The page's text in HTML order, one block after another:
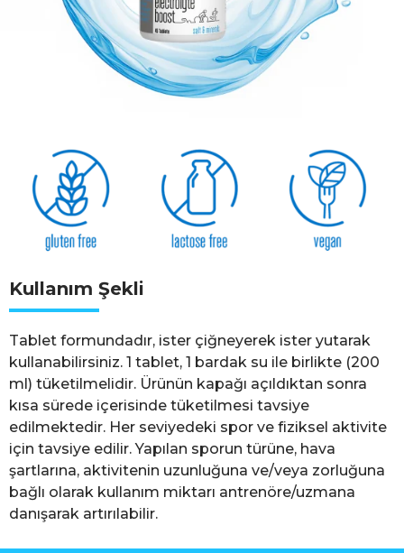
Kullanım Şekli
Tablet formundadır, ister çiğneyerek ister yutarak
kullanabilirsiniz. 1 tablet, 1 bardak su ile birlikte (200
ml) tüketilmelidir. Ürünün kapağı açıldıktan sonra
kısa sürede içerisinde tüketilmesi tavsiye
edilmektedir. Her seviyedeki spor ve fiziksel aktivite
için tavsiye edilir. Yapılan sporun türüne, hava
şartlarına, aktivitenin uzunluğuna ve/veya zorluğuna
bağlı olarak kullanım miktarı antrenöre/uzmana
danışarak artırılabilir.